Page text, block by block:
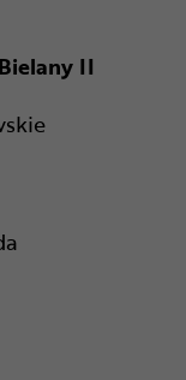
- CH Okęcie
II
- CH Aleja
Zabrze